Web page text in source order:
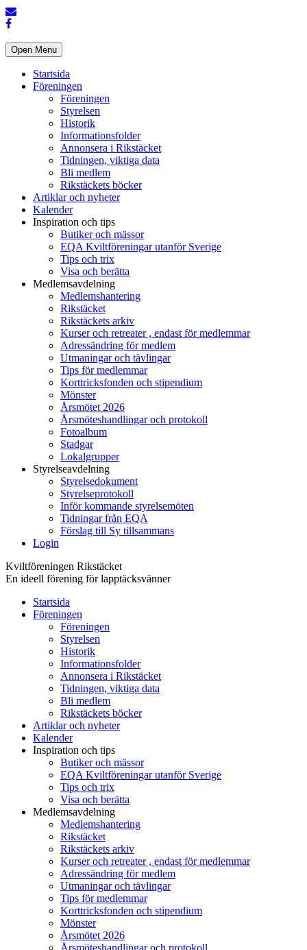
Open Menu
Startsida
Föreningen
Föreningen
Styrelsen
Historik
Informationsfolder
Annonsera i Rikstäcket
Tidningen, viktiga data
Bli medlem
Rikstäckets böcker
Artiklar och nyheter
Kalender
Inspiration och tips
Butiker och mässor
EQA Kviltföreningar utanför Sverige
Tips och trix
Visa och berätta
Medlemsavdelning
Medlemshantering
Rikstäcket
Rikstäckets arkiv
Kurser och retreater , endast för medlemmar
Adressändring för medlem
Utmaningar och tävlingar
Tips för medlemmar
Korttricksfonden och stipendium
Mönster
Årsmötet 2026
Årsmöteshandlingar och protokoll
Fotoalbum
Stadgar
Lokalgrupper
Styrelseavdelning
Styrelsedokument
Styrelseprotokoll
Inför kommande styrelsemöten
Tidningar från EQA
Förslag till Sy tillsammans
Login
Kviltföreningen Rikstäcket
En ideell förening för lapptäcksvänner
Startsida
Föreningen
Föreningen
Styrelsen
Historik
Informationsfolder
Annonsera i Rikstäcket
Tidningen, viktiga data
Bli medlem
Rikstäckets böcker
Artiklar och nyheter
Kalender
Inspiration och tips
Butiker och mässor
EQA Kviltföreningar utanför Sverige
Tips och trix
Visa och berätta
Medlemsavdelning
Medlemshantering
Rikstäcket
Rikstäckets arkiv
Kurser och retreater , endast för medlemmar
Adressändring för medlem
Utmaningar och tävlingar
Tips för medlemmar
Korttricksfonden och stipendium
Mönster
Årsmötet 2026
Årsmöteshandlingar och protokoll